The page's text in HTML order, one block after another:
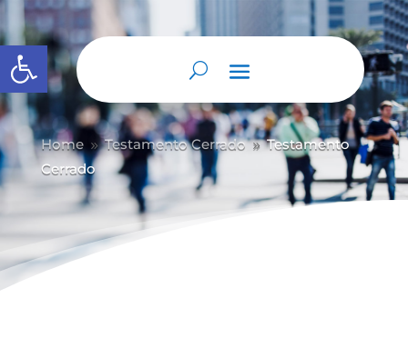
Abrir barra de herramientas
Home 9 Testamento Cerrado 9 Testamento
Cerrado